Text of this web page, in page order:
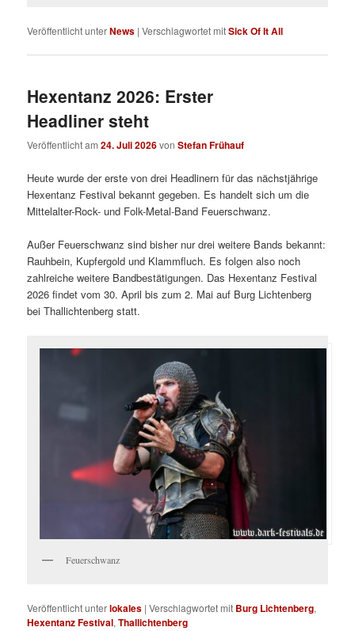
Veröffentlicht unterNews |Verschlagwortet mitSick Of It All
Hexentanz 2026: Erster
Headliner steht
Veröffentlicht am24. Juli 2026vonStefan Frühauf
Heute wurde der erste von drei Headlinern für das nächstjährige
Hexentanz Festival bekannt gegeben. Es handelt sich um die
Mittelalter-Rock- und Folk-Metal-Band Feuerschwanz.
Außer Feuerschwanz sind bisher nur drei weitere Bands bekannt:
Rauhbein, Kupfergold und Klammfluch. Es folgen also noch
zahlreiche weitere Bandbestätigungen. Das Hexentanz Festival
2026 findet vom 30. April bis zum 2. Mai auf Burg Lichtenberg
bei Thallichtenberg statt.
Feuerschwanz
Veröffentlicht unterlokales |Verschlagwortet mit Burg Lichtenberg,
Hexentanz Festival,Thallichtenberg